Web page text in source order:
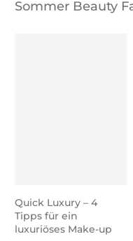
Sommer Beauty
Quick Luxury – 4
Tipps für ein
luxuriöses Make-up